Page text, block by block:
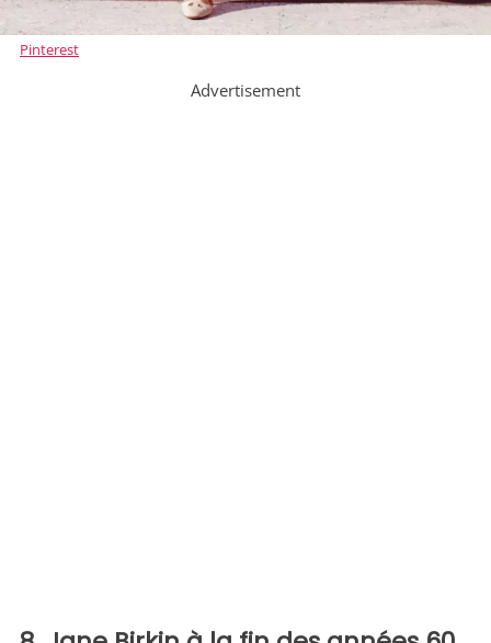
Pinterest
Advertisement